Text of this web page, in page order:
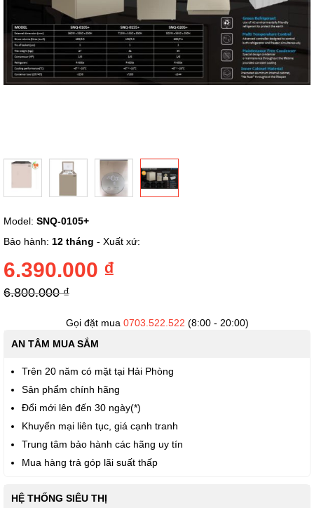
đến
phần
của
thư
viện
Model: SNQ-0105+
Bảo hành: 12 tháng - Xuất xứ:
6.390.000 ₫
6.800.000 ₫
Gọi đặt mua 0703.522.522 (8:00 - 20:00)
AN TÂM MUA SẮM
Trên 20 năm có mặt tại Hải Phòng
Sản phẩm chính hãng
Đổi mới lên đến 30 ngày(*)
Khuyến mại liên tục, giá cạnh tranh
Trung tâm bảo hành các hãng uy tín
Mua hàng trả góp lãi suất thấp
HỆ THỐNG SIÊU THỊ